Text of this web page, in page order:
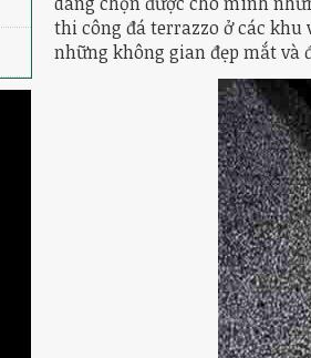
thi công đá terrazzo ở các
những không gian đẹp mắt và